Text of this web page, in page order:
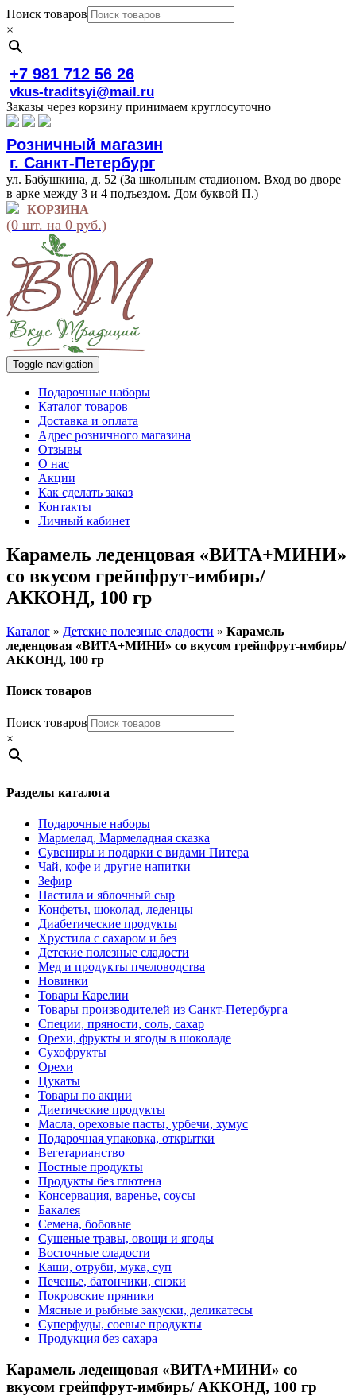
Поиск товаров
×
+7 981 712 56 26
vkus-traditsyi@mail.ru
Заказы через корзину принимаем круглосуточно
Розничный магазин
г. Санкт-Петербург
ул. Бабушкина, д. 52 (За школьным стадионом. Вход во дворе
в арке между 3 и 4 подъездом. Дом буквой П.)
КОРЗИНА
(0 шт. на 0 руб.)
Toggle navigation
Подарочные наборы
Каталог товаров
Доставка и оплата
Адрес розничного магазина
Отзывы
О нас
Акции
Как сделать заказ
Контакты
Личный кабинет
Карамель леденцовая «ВИТА+МИНИ»
со вкусом грейпфрут-имбирь/
АККОНД, 100 гр
Каталог » Детские полезные сладости » Карамель
леденцовая «ВИТА+МИНИ» со вкусом грейпфрут-имбирь/
АККОНД, 100 гр
Поиск товаров
Поиск товаров
×
Разделы каталога
Подарочные наборы
Мармелад, Мармеладная сказка
Сувениры и подарки с видами Питера
Чай, кофе и другие напитки
Зефир
Пастила и яблочный сыр
Конфеты, шоколад, леденцы
Диабетические продукты
Хрустила с сахаром и без
Детские полезные сладости
Мед и продукты пчеловодства
Новинки
Товары Карелии
Товары производителей из Санкт-Петербурга
Специи, пряности, соль, сахар
Орехи, фрукты и ягоды в шоколаде
Сухофрукты
Орехи
Цукаты
Товары по акции
Диетические продукты
Масла, ореховые пасты, урбечи, хумус
Подарочная упаковка, открытки
Вегетарианство
Постные продукты
Продукты без глютена
Консервация, варенье, соусы
Бакалея
Семена, бобовые
Сушеные травы, овощи и ягоды
Восточные сладости
Каши, отруби, мука, суп
Печенье, батончики, снэки
Покровские пряники
Мясные и рыбные закуски, деликатесы
Суперфуды, соевые продукты
Продукция без сахара
Карамель леденцовая «ВИТА+МИНИ» со
вкусом грейпфрут-имбирь/ АККОНД, 100 гр